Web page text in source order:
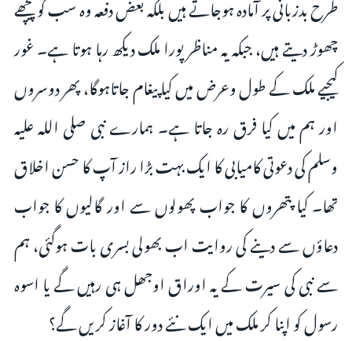
چھوڑ دیتے ہیں، جبکہ یہ مناظر پورا ملک دیکھ رہا ہوتا ہے۔ غور
کیجیے ملک کے طول وعرض میں کیا پیغام جاتاہوگا، پھر دوسروں
اور ہم میں کیا فرق رہ جاتا ہے۔ ہمارے نبی صلی اللہ علیہ
وسلم کی دعوتی کامیابی کا ایک بہت بڑا راز آپ کا حسن اخلاق
تھا۔ کیا پتھروں کا جواب پھولوں سے اور گالیوں کا جواب
دعاؤں سے دینے کی روایت اب بھولی بسری بات ہوگئی، ہم
سے نبی کی سیرت کے یہ اوراق اوجھل ہی رہیں گے یا اسوہ
رسول کو اپنا کر ملک میں ایک نئے دور کا آغاز کریں گے؟